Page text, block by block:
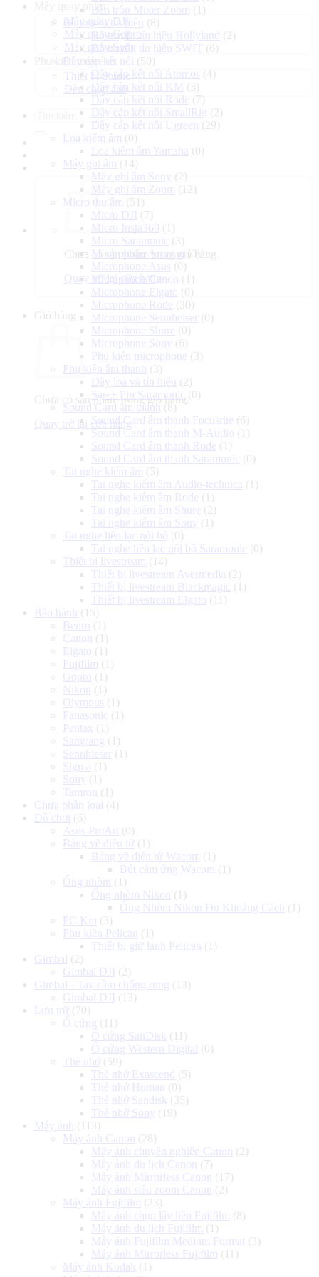
Máy quay phim
Máy quay DJI
Máy quay Gopro
Máy quay Sony
Phụ kiện máy ảnh
Thiết bị Studio
Đèn chụp ảnh
Chưa có sản phẩm trong giỏ hàng.
Quay trở lại cửa hàng
Giỏ hàng
Chưa có sản phẩm trong giỏ hàng.
Quay trở lại cửa hàng
Bàn trộn Mixer Zoom (1)
Bộ truyền tín hiệu
(8)
Bộ truyền tín hiệu Hollyland
(2)
Bộ truyền tín hiệu SWIT (6)
Dây cáp kết nối (50)
Dây cáp kết nối Atomos (4)
Dây cáp kết nối KM (3)
Dây cáp kết nối Rode (7)
Dây cáp kết nối SmallRig (2)
Dây cáp kết nối Ugreen
(29)
Loa kiểm âm (0)
Loa kiểm âm Yamaha (0)
Máy ghi âm (14)
Máy ghi âm Sony (2)
Máy ghi âm Zoom (12)
Micro thu âm (51)
Micro DJI (7)
Micro Insta360 (1)
Micro Saramonic (3)
Microphone Amaran
(0)
Microphone Asus (0)
Microphone Canon
(1)
Microphone Elgato (0)
Microphone Rode (30)
Microphone Sennheiser
(0)
Microphone Shure (0)
Microphone Sony (6)
Phụ kiện microphone (3)
Phụ kiện âm thanh
(3)
Dây loa và tín hiệu
(2)
Sạc + Pin Saramonic (0)
Sound Card âm thanh
(8)
Sound Card âm thanh Focusrite (6)
Sound Card âm thanh M-Audio (1)
Sound Card âm thanh Rode (1)
Sound Card âm thanh Saramonic (0)
Tai nghe kiểm âm (5)
Tai nghe kiểm âm Audio-technica (1)
Tai nghe kiểm âm Rode (1)
Tai nghe kiểm âm Shure (2)
Tai nghe kiểm âm Sony (1)
Tai nghe liên lạc nội bộ (0)
Tai nghe liên lạc nội bộ Saramonic (0)
Thiết bị livestream (14)
Thiết bị livestream Avermedia (2)
Thiết bị livestream Blackmagic (1)
Thiết bị livestream Elgato (11)
Bảo hành
(15)
Benro (1)
Canon
(1)
Elgato (1)
Fujifilm (1)
Gopro (1)
Nikon
(1)
Olympus (1)
Panasonic (1)
Pentax (1)
Samyang (1)
Sennhieser
(1)
Sigma (1)
Sony (1)
Tamron
(1)
Chưa phân loại (4)
Đồ chơi (6)
Asus ProArt (0)
Bảng vẽ điện tử (1)
Bảng vẽ điện tử Wacom (1)
Bút cảm ứng Wacom (1)
Ống nhòm (1)
Ống nhòm Nikon
(1)
Ống Nhòm Nikon Đo Khoảng Cách
(1)
PC Km (3)
Phụ kiện Pelican
(1)
Thiết bị giữ lạnh Pelican
(1)
Gimbal (2)
Gimbal DJI (2)
Gimbal - Tay cầm chống rung (13)
Gimbal DJI (13)
Lưu trữ (70)
Ổ cứng (11)
Ổ cứng SanDisk (11)
Ổ cứng Western Digital (0)
Thẻ nhớ (59)
Thẻ nhớ Exascend
(5)
Thẻ nhớ Homan
(0)
Thẻ nhớ Sandisk (35)
Thẻ nhớ Sony (19)
Máy ảnh
(113)
Máy ảnh Canon
(28)
Máy ảnh chuyên nghiệp Canon
(2)
Máy ảnh du lịch Canon
(7)
Máy ảnh Mirrorless Canon
(17)
Máy ảnh siêu zoom Canon
(2)
Máy ảnh Fujifilm (23)
Máy ảnh chụp lấy liền Fujifilm (8)
Máy ảnh du lịch Fujifilm (1)
Máy ảnh Fujifilm Medium Format (3)
Máy ảnh Mirrorless Fujifilm (11)
Máy ảnh Kodak (1)